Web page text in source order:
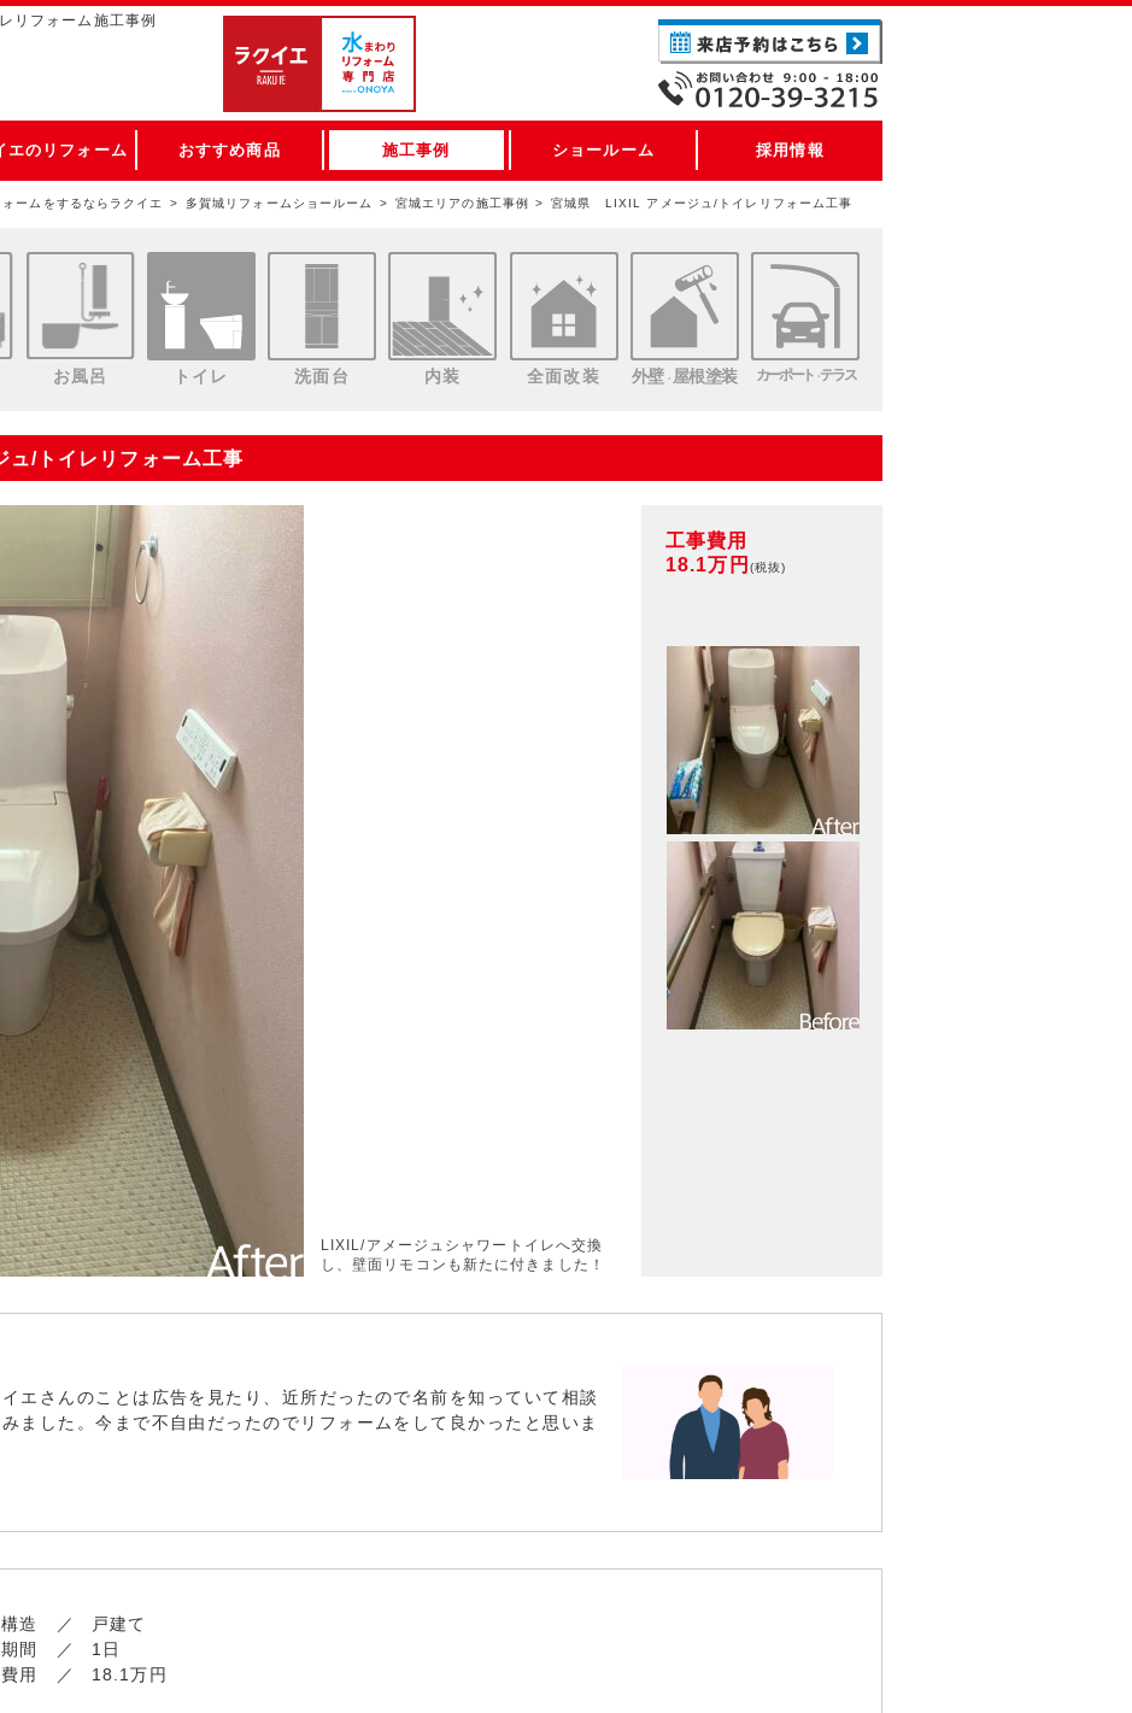
リフォーム施工事例
エのリフォーム おすすめ商品 施工事例 ショールーム 採用情報
ームをするならラクイエ 多賀城リフォームショールーム 宮城エリアの施工事例 宮城県 LIXIL アメージュ/トイレリフォーム工事
お風呂 トイレ 洗面台 内装 全面改装 外壁・ 屋根塗装 カーポート・テラス
/トイレリフォーム工事
LIXIL/アメージュシャワートイレへ交換
し、壁面リモコンも新たに付きました！
工事費用
18.1万円 (税抜)
エさんのことは広告を見たり、近所だったので名前を知っていて相談
みました。今まで不自由だったのでリフォームをして良かったと思いま
造
戸建て
間
1日
用
18.1万円